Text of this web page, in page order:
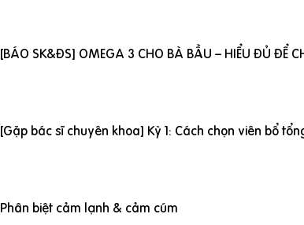
[BÁO SK&ĐS] OMEGA 3 CHO BÀ BẦU – HIỂU ĐỦ ĐỂ
[Gặp bác sĩ chuyên khoa] Kỳ 1: Cách chọn viên bổ
Phân biệt cảm lạnh & cảm cúm